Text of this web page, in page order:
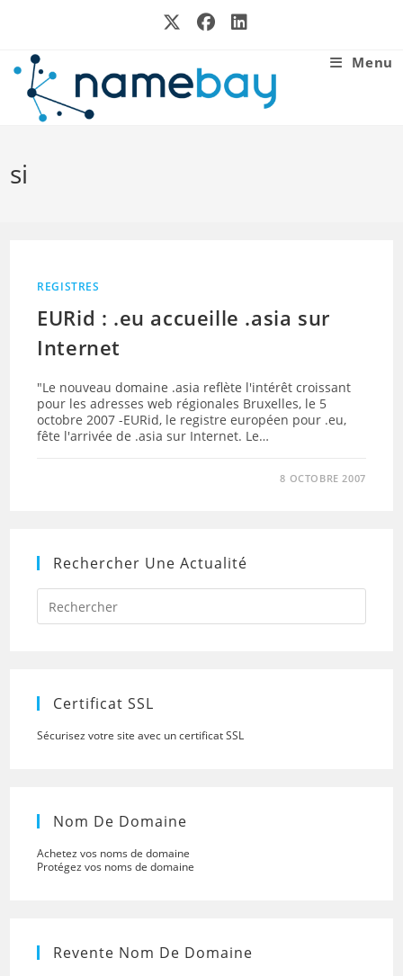
Menu
si
REGISTRES
EURid : .eu accueille .asia sur
Internet
"Le nouveau domaine .asia reflète l'intérêt croissant
pour les adresses web régionales Bruxelles, le 5
octobre 2007 -EURid, le registre européen pour .eu,
fête l'arrivée de .asia sur Internet. Le…
8 OCTOBRE 2007
Rechercher Une Actualité
Press
to
Certificat SSL
Sécurisez votre site avec un certificat SSL
Nom De Domaine
Achetez vos noms de domaine
Protégez vos noms de domaine
Revente Nom De Domaine